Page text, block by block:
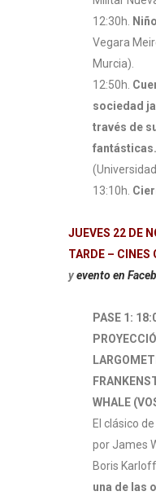
12:30h.
Vegara
Murcia).
12:50h.
sociedad
través de
fantásticas.
13:10h.
JUEVES 22 DE
TARDE – CINES
yevento en
PASE 1:
WHALE
El clásico
por James
Boris
una de las